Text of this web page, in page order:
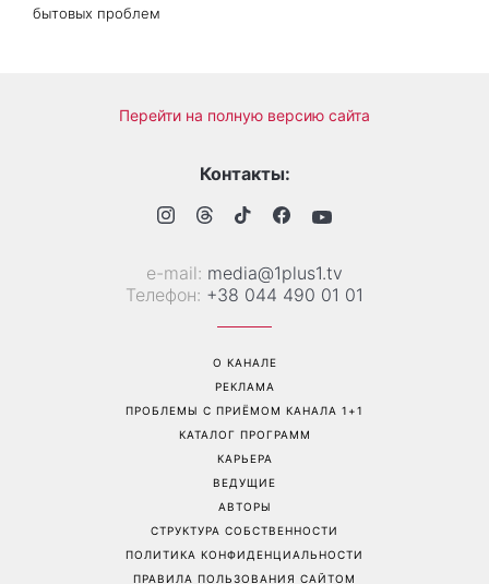
психолог объяснила,
почему на самом деле
Барбир показала редкие
семейные фото с 14-
летним сыном